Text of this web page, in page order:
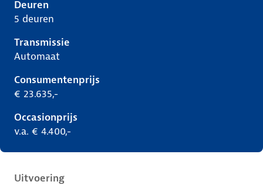
Deuren
5 deuren
Transmissie
Automaat
Consumentenprijs
€ 23.635,-
Occasionprijs
v.a. € 4.400,-
Uitvoering